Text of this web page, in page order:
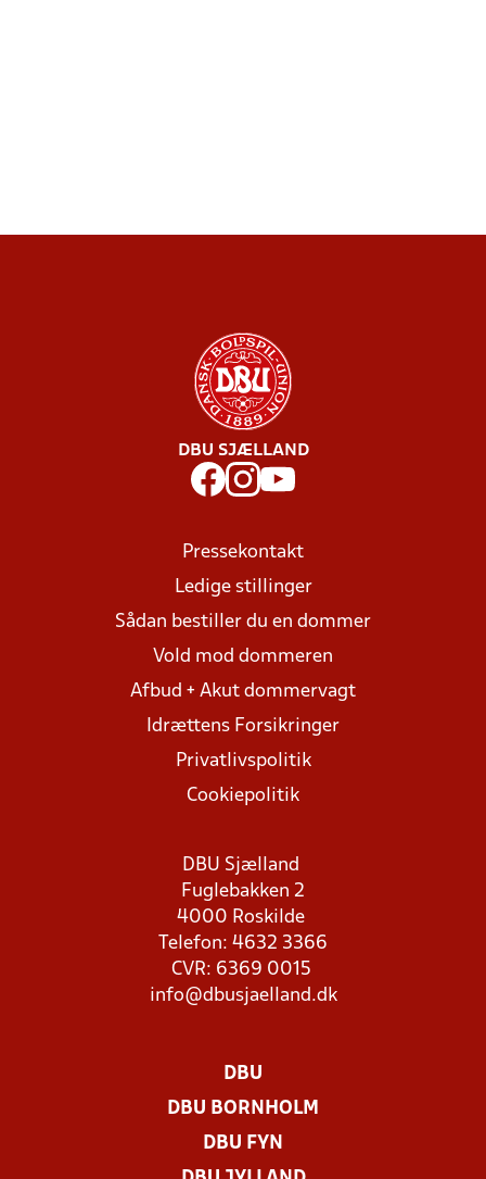
DBU SJÆLLAND
Pressekontakt
Ledige stillinger
Sådan bestiller du en dommer
Vold mod dommeren
Afbud + Akut dommervagt
Idrættens Forsikringer
Privatlivspolitik
Cookiepolitik
DBU Sjælland
Fuglebakken 2
4000 Roskilde
Telefon: 4632 3366
CVR: 6369 0015
info@dbusjaelland.dk
DBU
DBU BORNHOLM
DBU FYN